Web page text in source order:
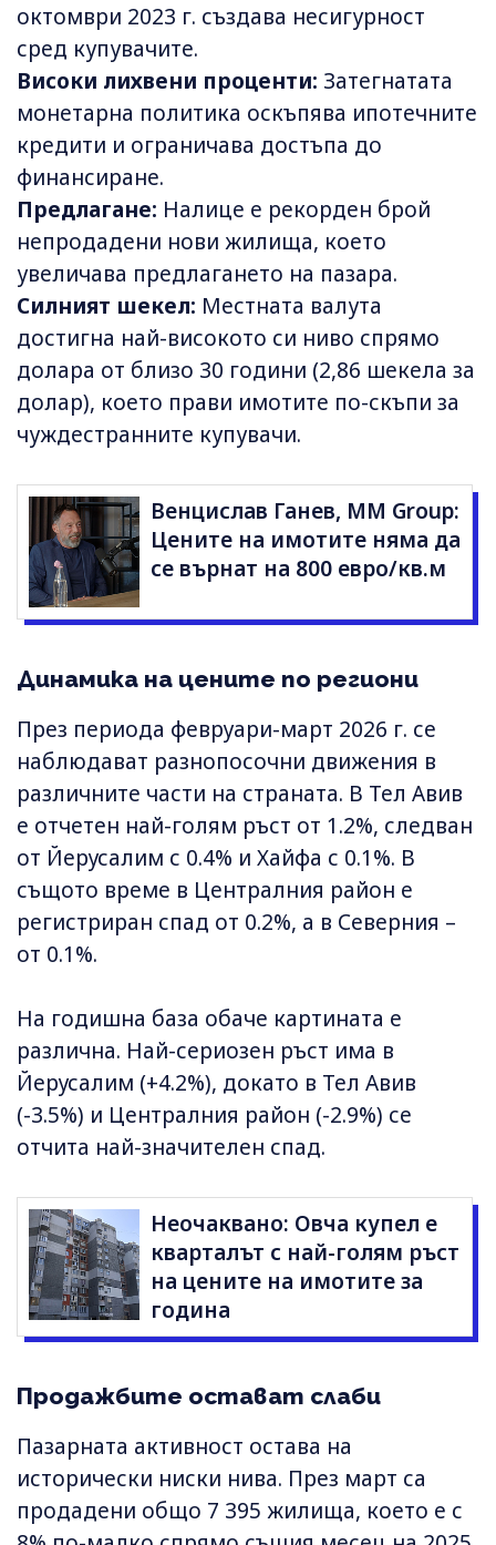
октомври 2023 г. създава несигурност
сред купувачите.
Високи лихвени проценти: Затегнатата
монетарна политика оскъпява ипотечните
кредити и ограничава достъпа до
финансиране.
Предлагане: Налице е рекорден брой
непродадени нови жилища, което
увеличава предлагането на пазара.
Силният шекел: Местната валута
достигна най-високото си ниво спрямо
долара от близо 30 години (2,86 шекела за
долар), което прави имотите по-скъпи за
чуждестранните купувачи.
Венцислав Ганев, MM Group:
Цените на имотите няма да
се върнат на 800 евро/кв.м
Динамика на цените по региони
През периода февруари-март 2026 г. се
наблюдават разнопосочни движения в
различните части на страната. В Тел Авив
е отчетен най-голям ръст от 1.2%, следван
от Йерусалим с 0.4% и Хайфа с 0.1%. В
същото време в Централния район е
регистриран спад от 0.2%, а в Северния –
от 0.1%.
На годишна база обаче картината е
различна. Най-сериозен ръст има в
Йерусалим (+4.2%), докато в Тел Авив
(-3.5%) и Централния район (-2.9%) се
отчита най-значителен спад.
Неочаквано: Овча купел е
кварталът с най-голям ръст
на цените на имотите за
година
Продажбите остават слаби
Пазарната активност остава на
исторически ниски нива. През март са
продадени общо 7 395 жилища, което е с